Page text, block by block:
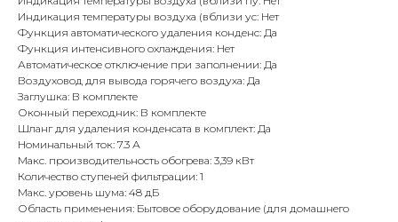
Индикация температуры воздуха (вблизи ус: Нет
Функция автоматического удаления конденс: Да
Функция интенсивного охлаждения: Нет
Автоматическое отключение при заполнении: Да
Воздуховод для вывода горячего воздуха: Да
Заглушка: В комплекте
Оконный переходник: В комплекте
Шланг для удаления конденсата в комплект: Да
Номинальный ток: 7.3 А
Макс. производительность обогрева: 3,39 кВт
Количество ступеней фильтрации: 1
Макс. уровень шума: 48 дБ
Область применения: Бытовое оборудование (для домашнего